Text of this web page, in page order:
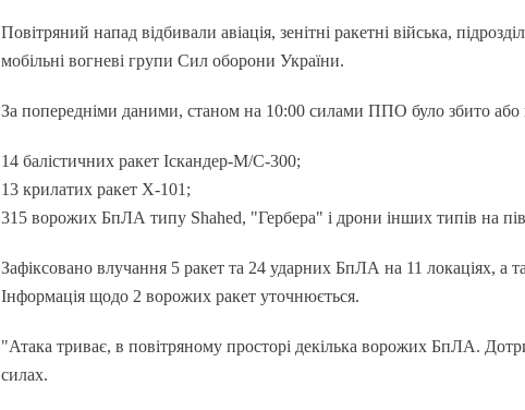
Повітряний напад відбивали авіація, зенітні ракетні війська,
мобільні вогневі групи Сил оборони України.
За попередніми даними, станом на 10:00 силами ППО було збито або
14 балістичних ракет Іскандер-М/С-300;
13 крилатих ракет Х-101;
315 ворожих БпЛА типу Shahed, "Гербера" і дрони інших типів на
Зафіксовано влучання 5 ракет та 24 ударних БпЛА на 11 локаціях, а
Інформація щодо 2 ворожих ракет уточнюється.
"Атака триває, в повітряному просторі декілька ворожих БпЛА.
силах.